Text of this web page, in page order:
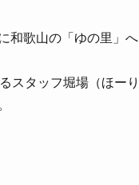
和歌山の「ゆの里」へ
スタッフ堀場（ほーり